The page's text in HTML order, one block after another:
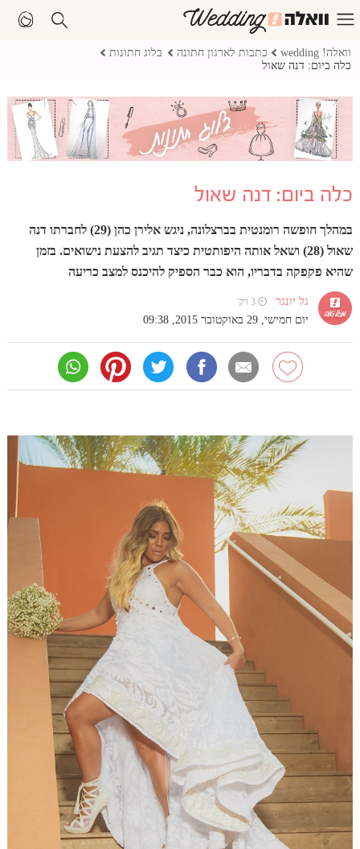
וואלה! wedding כתבות לארגון חתונה
בלוג חתונות
כלה ביום: דנה שאול
כלה ביום: דנה שאול
במהלך חופשה רומנטית בברצלונה, ניגש אלירן כהן (29) לחברתו דנה
שאול (28) ושאל אותה היפותטית כיצד תגיב להצעת נישואים. בזמן
שהיא פקפקה בדבריו, הוא כבר הספיק להיכנס למצב כריעה
גל יונגר ⏲ 3 דק'
יום חמישי, 29 באוקטובר 2015, 09:38